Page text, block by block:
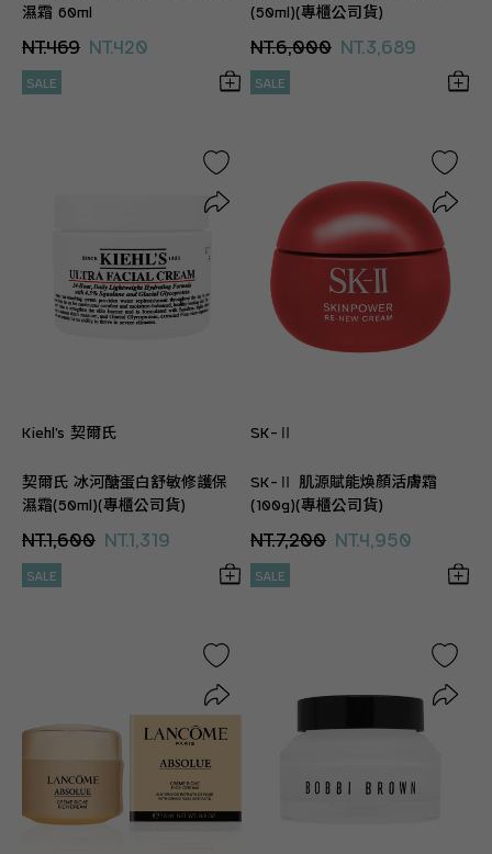
濕霜 60ml
NT.469 NT.420
SALE
(50ml)(專櫃公司貨)
NT.6,000 NT.3,689
SALE
Kiehl’s 契爾氏
契爾氏 冰河醣蛋白舒敏修護保
濕霜(50ml)(專櫃公司貨)
NT.1,600 NT.1,319
SALE
SK-Ⅱ
SK-Ⅱ 肌源賦能煥顏活膚霜
(100g)(專櫃公司貨)
NT.7,200 NT.4,950
SALE